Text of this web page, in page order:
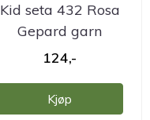
Kid seta 432 Rosa
Gepard garn
124,-
Kjøp